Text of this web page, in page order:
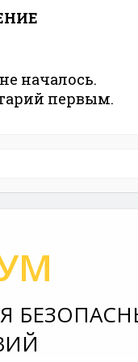
началось.
первым.